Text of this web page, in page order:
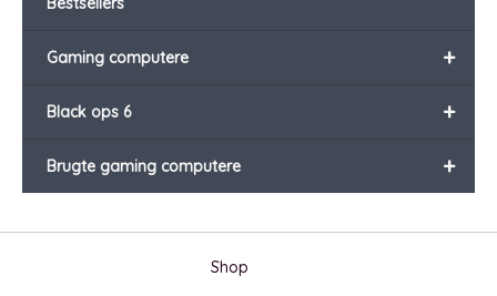
+
Gaming computere
+
Black ops 6
+
Brugte gaming computere
Shop